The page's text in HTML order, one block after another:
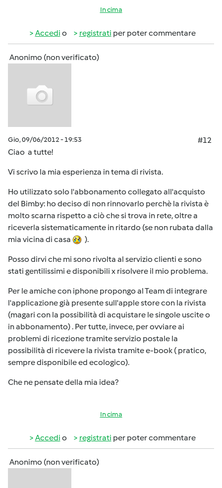
In cima
Accedi o registrati per poter commentare
Anonimo (non verificato)
Gio, 09/06/2012 - 19:53
#12
Ciao a tutte!
Vi scrivo la mia esperienza in tema di rivista.
Ho utilizzato solo l'abbonamento collegato all'acquisto
del Bimby: ho deciso di non rinnovarlo perchè la rivista è
molto scarna rispetto a ciò che si trova in rete, oltre a
riceverla sistematicamente in ritardo (se non rubata dalla
mia vicina di casa
).
Posso dirvi che mi sono rivolta al servizio clienti e sono
stati gentilissimi e disponibili x risolvere il mio problema.
Per le amiche con iphone propongo al Team di integrare
l'applicazione già presente sull'apple store con la rivista
(magari con la possibilità di acquistare le singole uscite o
in abbonamento) . Per tutte, invece, per ovviare ai
problemi di ricezione tramite servizio postale la
possibilità di ricevere la rivista tramite e-book ( pratico,
sempre disponibile ed ecologico).
Che ne pensate della mia idea?
In cima
Accedi o registrati per poter commentare
Anonimo (non verificato)